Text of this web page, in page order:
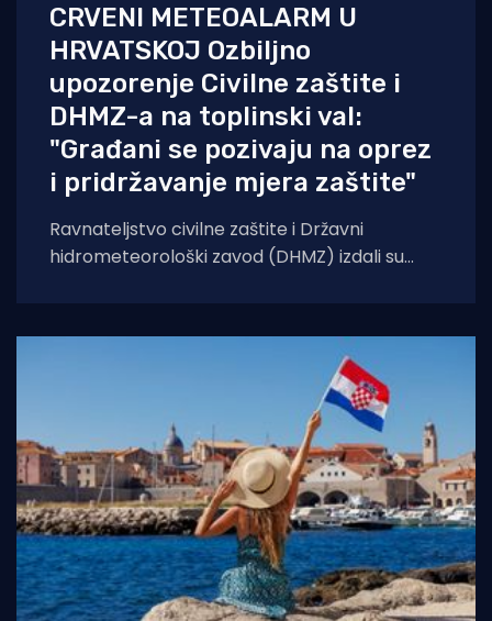
CRVENI METEOALARM U
HRVATSKOJ Ozbiljno
upozorenje Civilne zaštite i
DHMZ-a na toplinski val:
"Građani se pozivaju na oprez
i pridržavanje mjera zaštite"
Ravnateljstvo civilne zaštite i Državni
hidrometeorološki zavod (DHMZ) izdali su